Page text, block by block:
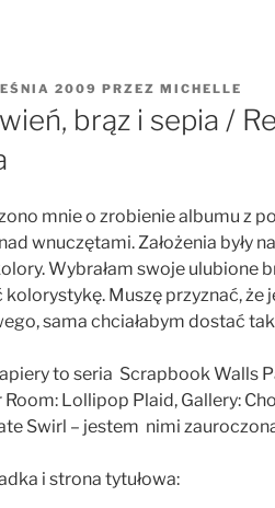
2009 PRZEZ MICHELLE
brąz i sepia /
mnie o zrobienie albumu z
wnuczętami. Założenia były
Wybrałam swoje ulubione
Muszę przyznać, że
sama chciałabym dostać
to seria Scrapbook Walls
Room: Lollipop Plaid, Gallery:
Swirl – jestem nimi
i strona tytułowa: